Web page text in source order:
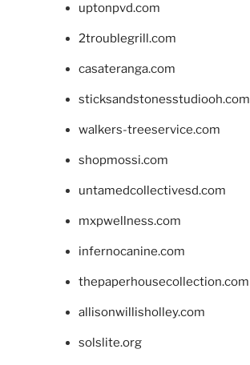
uptonpvd.com
2troublegrill.com
casateranga.com
sticksandstonesstudiooh.com
walkers-treeservice.com
shopmossi.com
untamedcollectivesd.com
mxpwellness.com
infernocanine.com
thepaperhousecollection.com
allisonwillisholley.com
solslite.org